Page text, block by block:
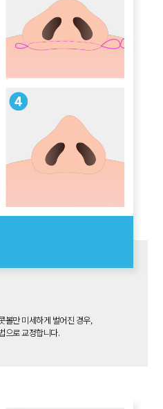
볼만 미세하게 벌어진 경우,
으로 교정합니다.